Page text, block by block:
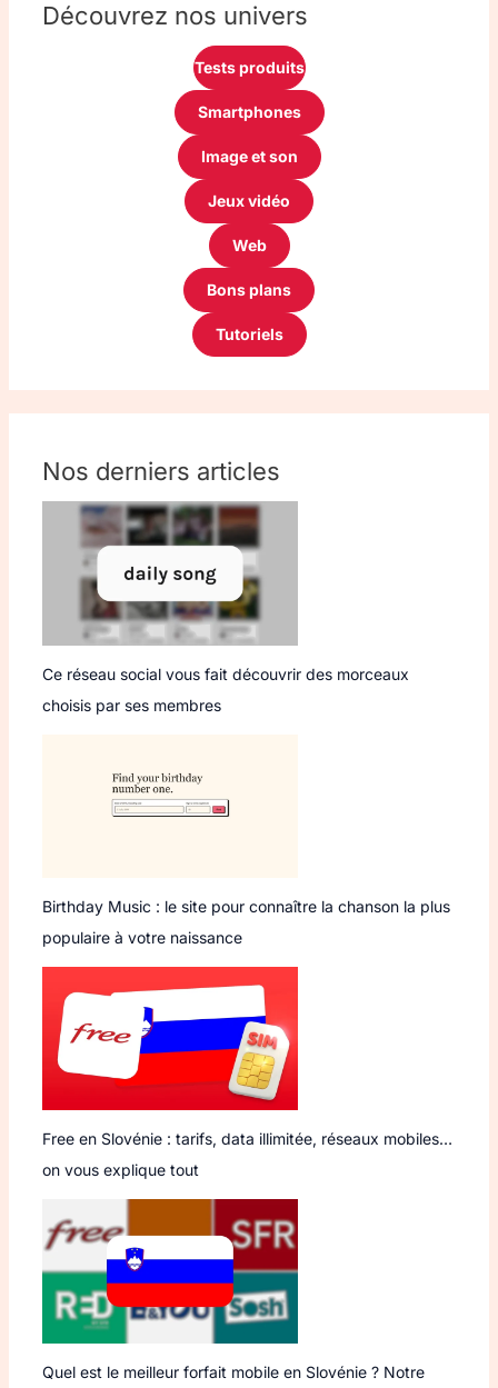
Découvrez nos univers
Tests produits
Smartphones
Image et son
Jeux vidéo
Web
Bons plans
Tutoriels
Nos derniers articles
Ce réseau social vous fait découvrir des morceaux
choisis par ses membres
Birthday Music : le site pour connaître la chanson la plus
populaire à votre naissance
Free en Slovénie : tarifs, data illimitée, réseaux mobiles…
on vous explique tout
Quel est le meilleur forfait mobile en Slovénie ? Notre